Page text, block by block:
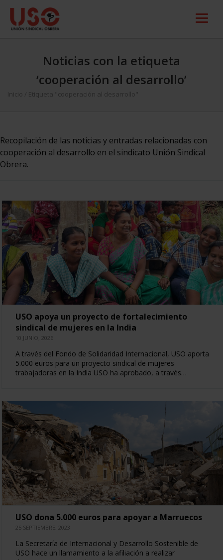
Noticias con la etiqueta
‘cooperación al desarrollo’
Inicio Etiqueta "cooperación al desarrollo"
Recopilación de las noticias y entradas relacionadas con
cooperación al desarrollo en el sindicato Unión Sindical
Obrera.
USO apoya un proyecto de fortalecimiento
sindical de mujeres en la India
10 JUNIO, 2026
A través del Fondo de Solidaridad Internacional, USO aporta
5.000 euros para un proyecto sindical de mujeres
trabajadoras en la India USO ha aprobado, a través…
USO dona 5.000 euros para apoyar a Marruecos
25 SEPTIEMBRE, 2023
La Secretaría de Internacional y Desarrollo Sostenible de
USO hace un llamamiento a la afiliación a realizar